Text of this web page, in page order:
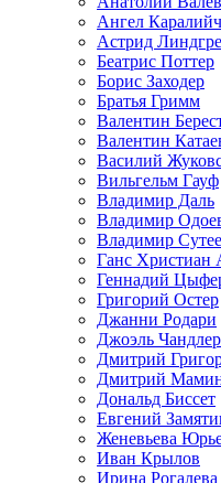
Ангел
Астрид
Беатрис Поттер
Борис Заходер
Братья Гримм
Валентин
Валентин
Василий
Вильгельм Гауф
Владимир Даль
Владимир
Владимир
Ганс Христиан
Геннадий
Григорий Остер
Джанни Родари
Джоэль
Дмитрий
Дмитрий
Дональд Биссет
Евгений
Женевьева
Иван Крылов
Ирина Рогалева